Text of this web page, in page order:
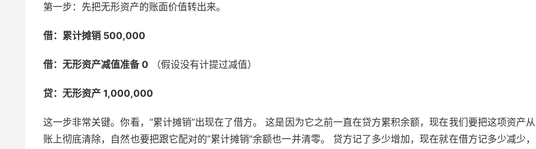
第一步：先把无形资产的账面价值转出来。
借：累计摊销 500,000
借：无形资产减值准备 0 （假设没有计提过减值）
贷：无形资产 1,000,000
这一步非常关键。你看，“累计摊销”出现在了借方。 这是因为它之前一直在贷方累积余额，现在我们要把这项资产从
账上彻底清除，自然也要把跟它配对的“累计摊销”余额也一并清零。 贷方记了多少增加，现在就在借方记多少减少，